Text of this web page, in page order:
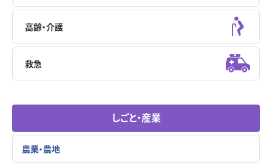
高齢・介護
救急
しごと・産業
農業・農地